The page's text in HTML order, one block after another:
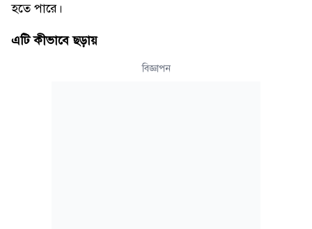
হতে পারে।
এটি কীভাবে ছড়ায়
বিজ্ঞাপন